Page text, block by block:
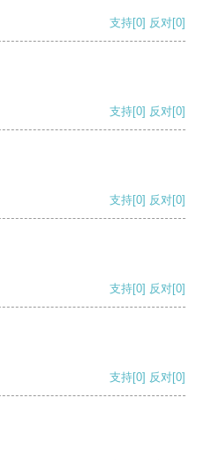
支持[0] 反对[0]
支持[0] 反对[0]
支持[0] 反对[0]
支持[0] 反对[0]
支持[0] 反对[0]